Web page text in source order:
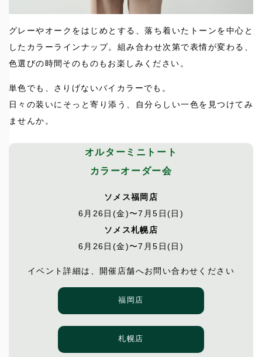
グレーやオークをはじめとする、落ち着いたトーンを中心と
したカラーラインナップ。組み合わせ次第で表情が変わる、
色選びの時間そのものもお楽しみください。
単色でも、さりげないバイカラーでも。
日々の装いにそっと寄り添う、自分らしい一色を見つけてみ
ませんか。
オルターミニトート
カラーオーダー会
ソメス福岡店
6月26日(金)〜7月5日(日)
ソメス札幌店
6月26日(金)〜7月5日(日)
イベント詳細は、開催店舗へお問い合わせください
福岡店
札幌店